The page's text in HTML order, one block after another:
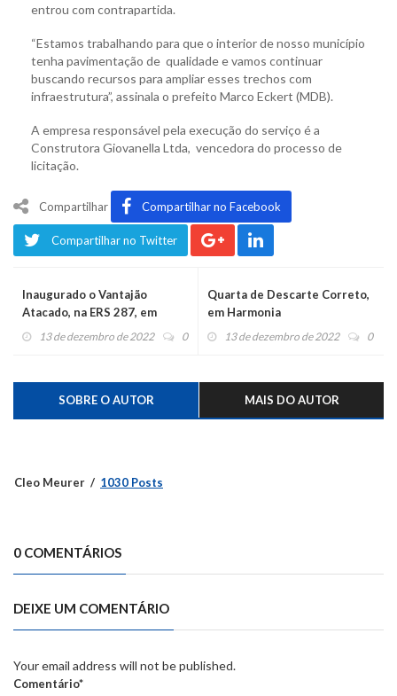
entrou com contrapartida.
“Estamos trabalhando para que o interior de nosso município
tenha pavimentação de qualidade e vamos continuar
buscando recursos para ampliar esses trechos com
infraestrutura”, assinala o prefeito Marco Eckert (MDB).
A empresa responsável pela execução do serviço é a
Construtora Giovanella Ltda, vencedora do processo de
licitação.
Compartilhar Compartilhar no Facebook
Compartilhar no Twitter
Inaugurado o Vantajão
Atacado, na ERS 287, em
Montenegro
13 de dezembro de 2022 0
Quarta de Descarte Correto,
em Harmonia
13 de dezembro de 2022 0
SOBRE O AUTOR MAIS DO AUTOR
Cleo Meurer 1030 Posts
0 COMENTÁRIOS
DEIXE UM COMENTÁRIO
Your email address will not be published.
Comentário*